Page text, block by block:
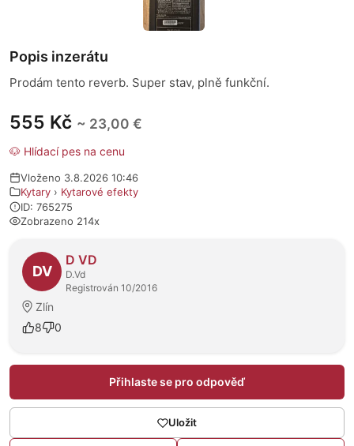
555 Kč ~ 23,00 €
🐶 Hlídací pes na cenu
Vloženo 3.8.2026 10:46
Kytary › Kytarové efekty
ID: 765275
Zobrazeno 214x
O prodejci
DV
D VD
D.Vd
Registrován 10/2016
Zlín
8
0
Přihlaste se pro odpověď
Uložit
Popis inzerátu
Prodám tento reverb. Super stav, plně funkční.